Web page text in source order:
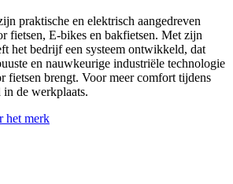
praktische en elektrisch aangedreven
fietsen, E-bikes en bakfietsen. Met zijn
het bedrijf een systeem ontwikkeld, dat
en nauwkeurige industriële technologie
fietsen brengt. Voor meer comfort tijdens
in de werkplaats.
het merk